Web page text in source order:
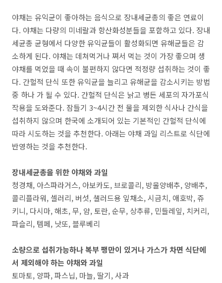
야채는 유익균이 좋아하는 음식으로 장내세균총의 좋은 연료이
다. 야채는 다량의 미네랄과 항산화성분들을 포함하고 있다. 장내
세균총 균형에서 다양한 유익균들이 활성화되면 유해균들은 감
소하게 된다. 야채는 데쳐먹거나 쪄서 먹는 것이 가장 좋으며 생
야채를 먹었을 때 속이 불편하지 않다면 적정량 섭취하는 것이 좋
다. 간헐적 단식 또한 유익균을 늘리고 유해균을 감소시키는 방법
중 하나 가 될 수 있다. 간헐적 단식은 낡고 병든 세포의 자가포식
작용을 도와준다. 잠들기 3~4시간 전 물을 제외한 식사나 간식을
섭취하지 않으며 한국에 소개되어 있는 기본적인 간헐적 단식에
따라 시도하는 것을 추천한다. 아래는 야채 과일 리스트로 식단에
반영하는 것을 추천한다.
장내세균총을 위한 야채와 과일
청경채, 아스파라거스, 아보카도, 브로콜리, 방울양배추, 양배추,
콜리플라워, 셀러리, 버섯, 샐러드용 잎채소, 시금치, 애호박, 쥬
키니, 다시마, 해초, 무, 얌, 토란, 순무, 상추류, 민들레잎, 치커리,
파슬리, 템페, 낫또, 블루베리
소량으로 섭취가능하나 복부 팽만이 있거나 가스가 차면 식단에
서 제외해야 하는 야채와 과일
토마토, 양파, 파스닙, 마늘, 딸기, 사과